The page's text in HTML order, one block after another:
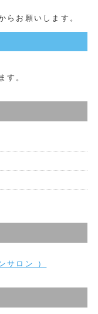
らお願いします。
す。
サロン ）